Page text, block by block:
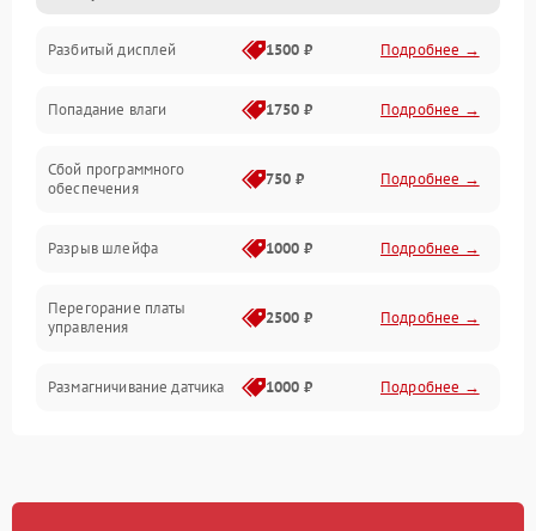
Механика
Управление
Электропитание
Разбитый дисплей 1500 ₽ Подробнее →
Попадание влаги 1750 ₽ Подробнее →
Сбой программного
обеспечения
750 ₽ Подробнее →
Разрыв шлейфа 1000 ₽ Подробнее →
Перегорание платы
управления
2500 ₽ Подробнее →
Размагничивание датчика 1000 ₽ Подробнее →